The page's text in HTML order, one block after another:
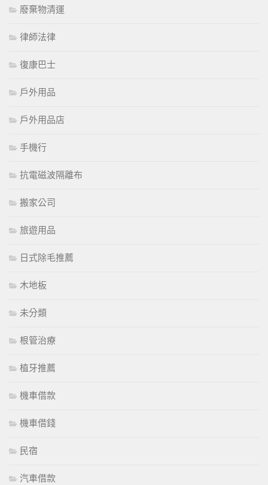
廢棄物清運
律師法律
復康巴士
戶外用品
戶外用品店
手機行
抗電磁波隔離布
搬家公司
旅遊用品
日式除毛推薦
木地板
未分類
根管治療
植牙推薦
機車借款
機車借錢
民宿
汽車借款